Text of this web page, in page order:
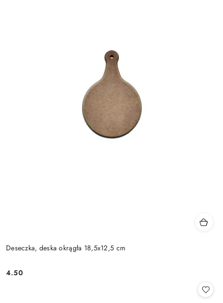
Deseczka, deska okrągła 18,5x12,5 cm
Cena:
4.50